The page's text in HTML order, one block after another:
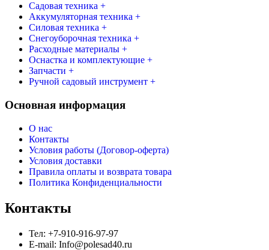
Садовая техника +
Аккумуляторная техника +
Силовая техника +
Снегоуборочная техника +
Расходные материалы +
Оснастка и комплектующие +
Запчасти +
Ручной садовый инструмент +
Основная информация
О нас
Контакты
Условия работы (Договор-оферта)
Условия доставки
Правила оплаты и возврата товара
Политика Конфиденциальности
Контакты
Тел: +7-910-916-97-97
E-mail: Info@polesad40.ru